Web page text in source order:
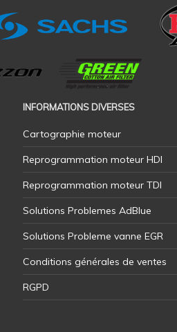
INFORMATIONS DIVERSES
Cartographie moteur
Reprogrammation moteur HDI
Reprogrammation moteur TDI
Solutions Problemes AdBlue
Solutions Probleme vanne EGR
Conditions générales de ventes
RGPD